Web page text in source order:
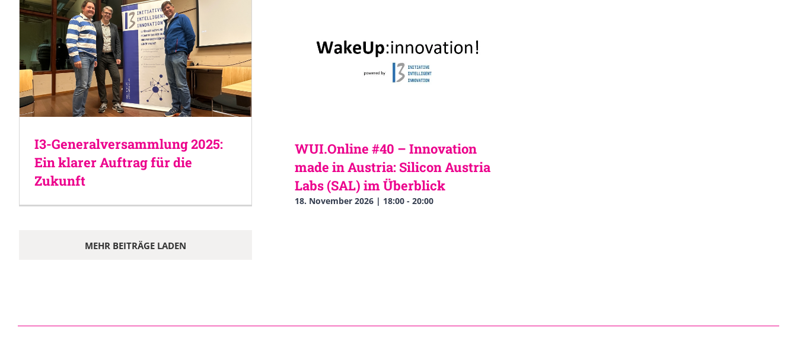
I3-Generalversammlung 2025:
Ein klarer Auftrag für die
Zukunft
MEHR BEITRÄGE LADEN
WUI.Online #40 – Innovation
made in Austria: Silicon Austria
Labs (SAL) im Überblick
18. November 2026 | 18:00- 20:00